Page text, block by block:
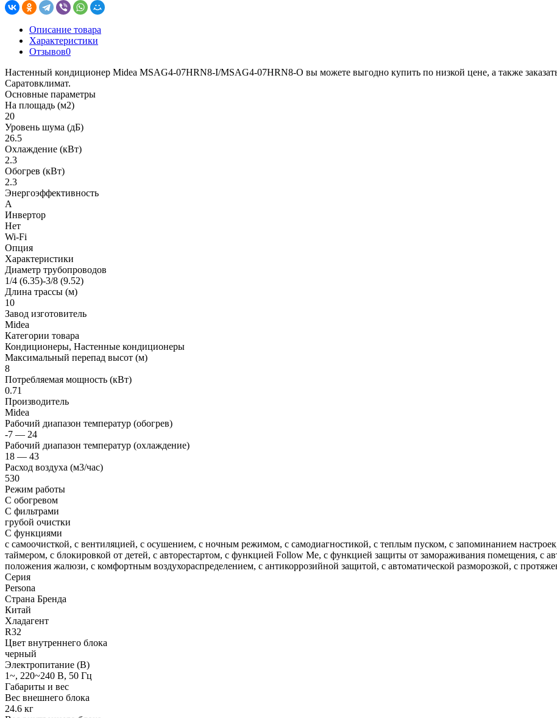
Описание товара
Характеристики
Отзывов0
Настенный кондиционер Midea MSAG4-07HRN8-I/MSAG4-07HRN8-O вы можете выгодно купить по низкой цене, а также
Саратовклимат.
Основные параметры
На площадь (м2)
20
Уровень шума (дБ)
26.5
Охлаждение (кВт)
2.3
Обогрев (кВт)
2.3
Энергоэффективность
A
Инвертор
Нет
Wi-Fi
Опция
Характеристики
Диаметр трубопроводов
1/4 (6.35)-3/8 (9.52)
Длина трассы (м)
10
Завод изготовитель
Midea
Категории товара
Кондиционеры, Настенные кондиционеры
Максимальный перепад высот (м)
8
Потребляемая мощность (кВт)
0.71
Производитель
Midea
Рабочий диапазон температур (обогрев)
-7 — 24
Рабочий диапазон температур (охлаждение)
18 — 43
Расход воздуха (м3/час)
530
Режим работы
С обогревом
С фильтрами
грубой очистки
С функциями
с самоочисткой, с вентиляцией, с осушением, с ночным режимом, с самодиагностикой, с теплым пуском, с запоминанием
таймером, с блокировкой от детей, с авторестартом, с функцией Follow Me, с функцией защиты от замораживания помещения, с
положения жалюзи, с комфортным воздухораспределением, с антикоррозийной защитой, с автоматической разморозкой, с
Серия
Persona
Страна Бренда
Китай
Хладагент
R32
Цвет внутреннего блока
черный
Электропитание (В)
1~, 220~240 В, 50 Гц
Габариты и вес
Вес внешнего блока
24.6 кг